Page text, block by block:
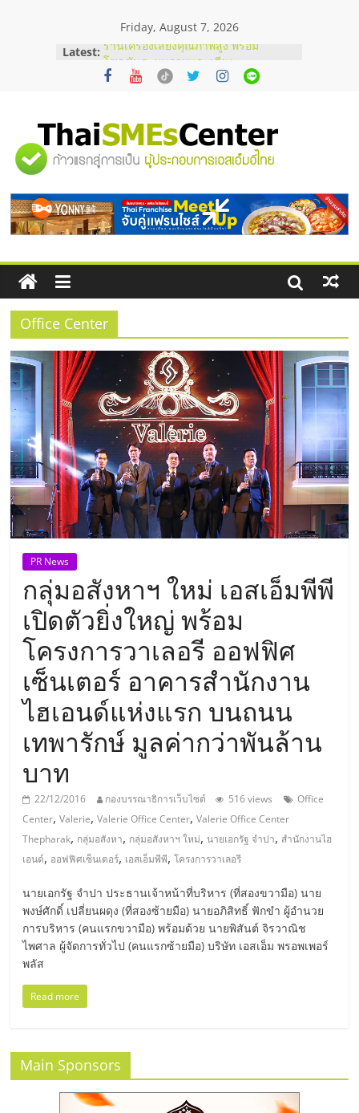
Friday, August 7, 2026
Latest: ร้านเครื่องเสียงคุณภาพสูง พร้อม
โซลูชันระบบภาพและเสียง
บริษัท Cybersecurity ในไทยที่ไหนดี?
อยากหาเงินทุน เพิ่มสภาพคล่องให้ธุรกิจ
เริ่มยังไงให้ผ่านฉลุย
สัมมนาออนไลน์ โอกาสบริหารสถานี
สัมมนาลงทุน แฟรนไชส์ยอนนี่
ThaiFranchise Meet Up จับคู่แฟรน
ไชส์ ครั้งที่ 8
"ศูนย์
รวม
ข้อมูล
ธุรกิจ
SME
แห่ง
ประเทศไทย,
ThaiSMEsCenter,
รวม
ธุรกิจ
เอ
ส
เอ็
มอี
ไทย,
SMEs,
แฟ
รน
ไชส์,
ที่
ปรึกษา
แฟ
Office Center
PR News
กลุ่มอสังหาฯ ใหม่ เอสเอ็มพีพี
เปิดตัวยิ่งใหญ่ พร้อม
โครงการวาเลอรี ออฟฟิศ
เซ็นเตอร์ อาคารสำนักงาน
ไฮเอนด์แห่งแรก บนถนน
เทพารักษ์ มูลค่ากว่าพันล้าน
บาท
22/12/2016 กองบรรณาธิการเว็บไซต์ 516 views
Office
Center,Valerie,Valerie Office Center,Valerie Office Center
Thepharak, กลุ่มอสังหา, กลุ่มอสังหาฯ ใหม่,นายเอกรัฐ จำปา, สำนักงานไฮ
เอนด์, ออฟฟิศเซ็นเตอร์, เอสเอ็มพีพี,โครงการวาเลอรี
นายเอกรัฐ จำปา ประธานเจ้าหน้าที่บริหาร (ที่สองขวามือ) นาย
พงษ์ศักดิ์ เปลี่ยนผดุง (ที่สองซ้ายมือ) นายอภิสิทธิ์ ฟักขำ ผู้อำนวย
การบริหาร (คนแรกขวามือ) พร้อมด้วย นายพิสันต์ จิรวาณิช
ไพศาล ผู้จัดการทั่วไป (คนแรกซ้ายมือ) บริษัท เอสเอ็ม พรอพเพอร์
พลัส
Read more
Main Sponsors